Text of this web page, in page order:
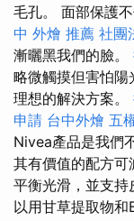
毛孔。 面部保護
中 外燴 推薦 社團
漸曬黑我們的臉。
略微觸摸但害怕陽
理想的解決方案。
申請 台中外燴 五
Nivea產品是我們
其有價值的配方可
平衡光滑，並支持
以用甘草提取物